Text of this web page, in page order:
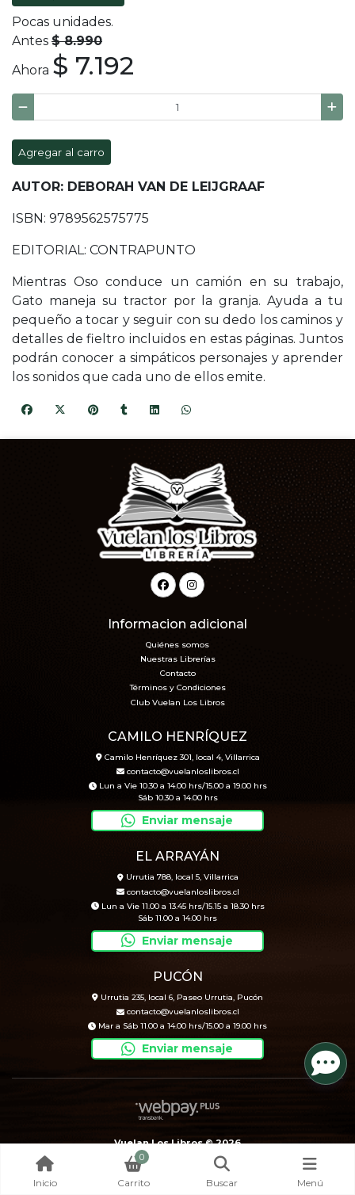
Pocas unidades.
Antes $ 8.990
Ahora $ 7.192
Agregar al carro
AUTOR: DEBORAH VAN DE LEIJGRAAF
ISBN: 9789562575775
EDITORIAL: CONTRAPUNTO
Mientras Oso conduce un camión en su trabajo,
Gato maneja su tractor por la granja. Ayuda a tu
pequeño a tocar y seguir con su dedo los caminos y
detalles de fieltro incluidos en estas páginas. Juntos
podrán conocer a simpáticos personajes y aprender
los sonidos que cada uno de ellos emite.
Informacion adicional
Quiénes somos
Nuestras Librerías
Contacto
Términos y Condiciones
Club Vuelan Los Libros
CAMILO HENRÍQUEZ
Camilo Henríquez 301, local 4, Villarrica
contacto@vuelanloslibros.cl
Lun a Vie 10.30 a 14.00 hrs/15.00 a 19.00 hrs
Sáb 10.30 a 14.00 hrs
Enviar mensaje
EL ARRAYÁN
Urrutia 788, local 5, Villarrica
contacto@vuelanloslibros.cl
Lun a Vie 11.00 a 13.45 hrs/15.15 a 18.30 hrs
Sáb 11.00 a 14.00 hrs
Enviar mensaje
PUCÓN
Urrutia 235, local 6, Paseo Urrutia, Pucón
contacto@vuelanloslibros.cl
Mar a Sáb 11.00 a 14.00 hrs/15.00 a 19.00 hrs
Enviar mensaje
Vuelan Los Libros © 2026
Creado por
Bsale
Inicio
0
Carrito Buscar Menú